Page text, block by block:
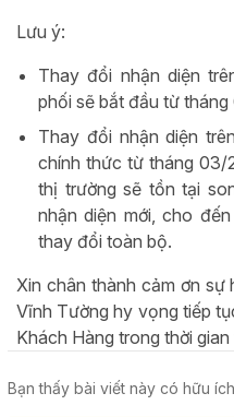
Lưu ý:
Thay đổi nhận diện
phối sẽ bắt đầu từ
Thay đổi nhận diện
chính thức từ tháng 03/
thị trường sẽ tồn tại
nhận diện mới, cho
thay đổi toàn bộ.
Xin chân thành cảm ơn sự
Vĩnh Tường hy vọng tiếp
Khách Hàng trong thời gian
Bạn thấy bài viết này có hữu